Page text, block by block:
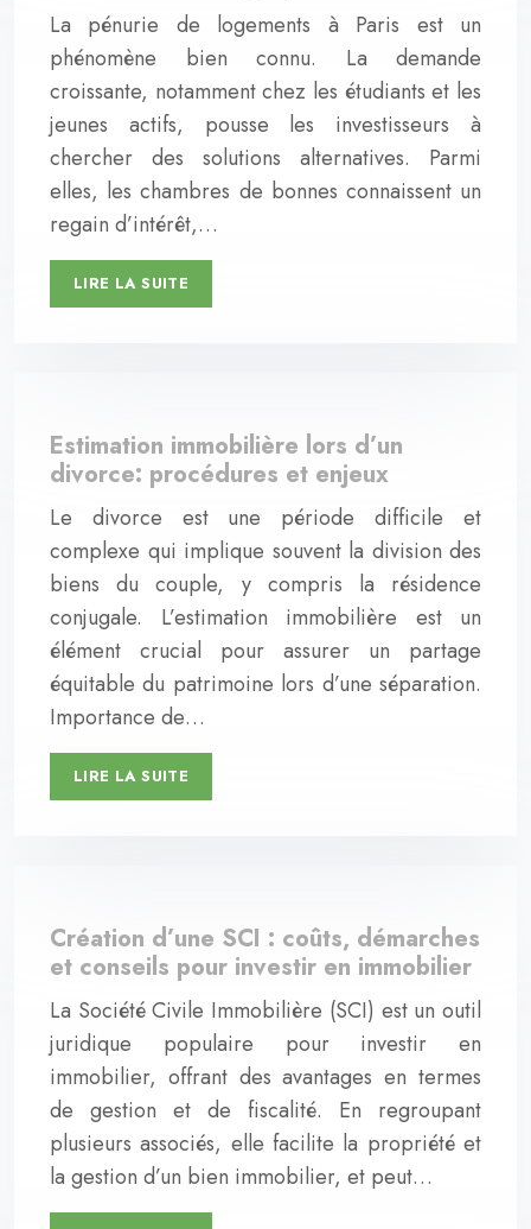
La pénurie de logements à Paris est un
phénomène bien connu. La demande
croissante, notamment chez les étudiants et les
jeunes actifs, pousse les investisseurs à
chercher des solutions alternatives. Parmi
elles, les chambres de bonnes connaissent un
regain d’intérêt,…
LIRE LA SUITE
Estimation immobilière lors d’un
divorce: procédures et enjeux
Le divorce est une période difficile et
complexe qui implique souvent la division des
biens du couple, y compris la résidence
conjugale. L’estimation immobilière est un
élément crucial pour assurer un partage
équitable du patrimoine lors d’une séparation.
Importance de…
LIRE LA SUITE
Création d’une SCI : coûts, démarches
et conseils pour investir en immobilier
La Société Civile Immobilière (SCI) est un outil
juridique populaire pour investir en
immobilier, offrant des avantages en termes
de gestion et de fiscalité. En regroupant
plusieurs associés, elle facilite la propriété et
la gestion d’un bien immobilier, et peut…